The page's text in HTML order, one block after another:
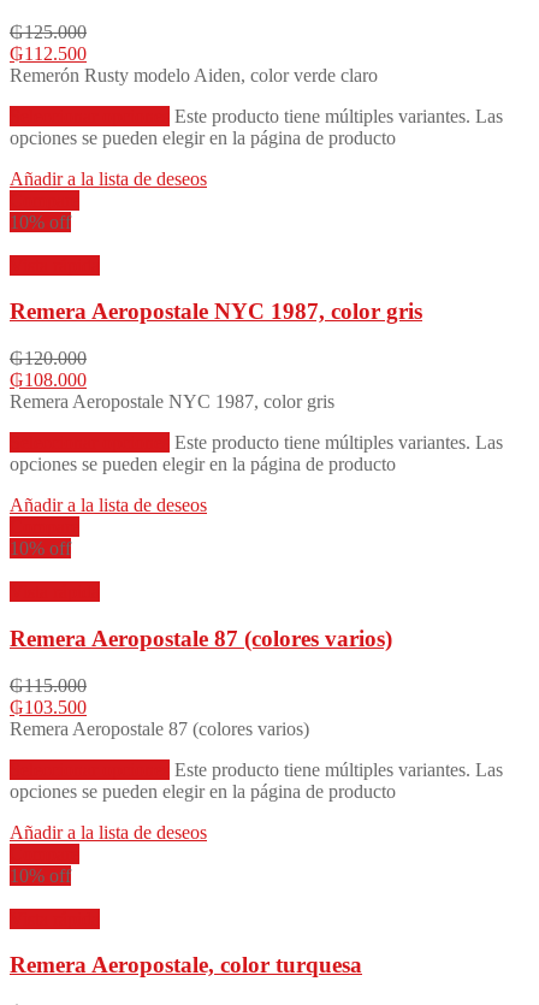
₲125.000
₲112.500
Remerón Rusty modelo Aiden, color verde claro
Este producto tiene múltiples variantes. Las
opciones se pueden elegir en la página de producto
Añadir a la lista de deseos
10% off
Remera Aeropostale NYC 1987, color gris
₲120.000
₲108.000
Remera Aeropostale NYC 1987, color gris
Este producto tiene múltiples variantes. Las
opciones se pueden elegir en la página de producto
Añadir a la lista de deseos
10% off
Remera Aeropostale 87 (colores varios)
₲115.000
₲103.500
Remera Aeropostale 87 (colores varios)
Este producto tiene múltiples variantes. Las
opciones se pueden elegir en la página de producto
Añadir a la lista de deseos
10% off
Remera Aeropostale, color turquesa